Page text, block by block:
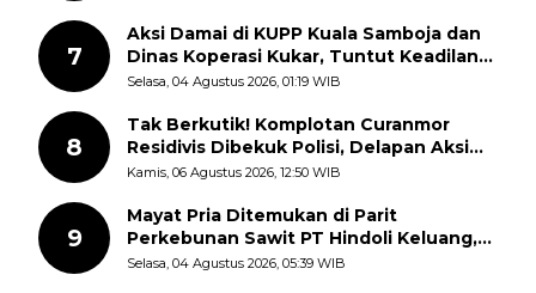
7
Aksi Damai di KUPP Kuala Samboja dan
Dinas Koperasi Kukar, Tuntut Keadilan
dan Kesempatan Kerja yang Adil
Selasa, 04 Agustus 2026, 01:19 WIB
8
Tak Berkutik! Komplotan Curanmor
Residivis Dibekuk Polisi, Delapan Aksi
Curanmor Di Candipuro Terungkap
Kamis, 06 Agustus 2026, 12:50 WIB
9
Mayat Pria Ditemukan di Parit
Perkebunan Sawit PT Hindoli Keluang,
Polisi Selidiki Penyebab Kematian
Selasa, 04 Agustus 2026, 05:39 WIB